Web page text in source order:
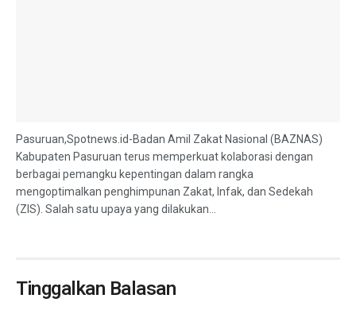
Pasuruan,Spotnews.id-Badan Amil Zakat Nasional (BAZNAS)
Kabupaten Pasuruan terus memperkuat kolaborasi dengan
berbagai pemangku kepentingan dalam rangka
mengoptimalkan penghimpunan Zakat, Infak, dan Sedekah
(ZIS). Salah satu upaya yang dilakukan...
Tinggalkan Balasan